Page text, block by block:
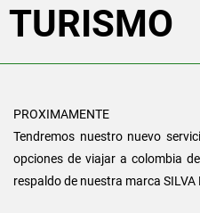
TURISMO
PROXIMAMENTE
Tendremos nuestro nuevo
opciones de viajar a colombia
respaldo de nuestra marca SILVA